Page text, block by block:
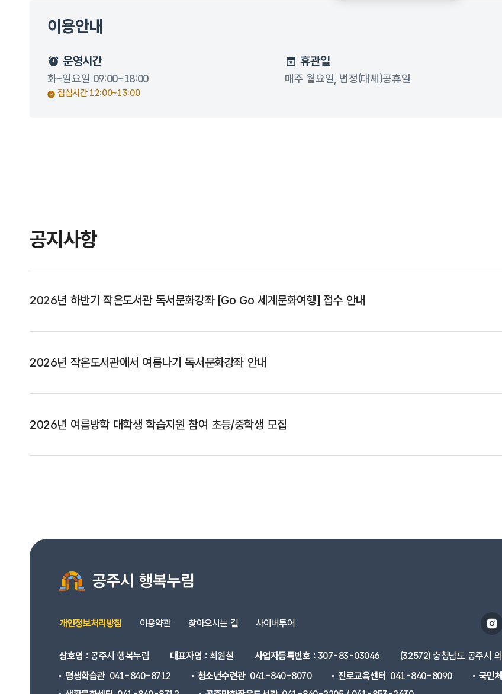
이용안내
운영시간
화~일요일 09:00~18:00
점심시간 12:00~13:00
휴관일
매주 월요일, 법정(대체)공휴일
공지사항
2026년 하반기 작은도서관 독서문화강좌 [Go Go 세계문화여행] 접수 안내
2026년 작은도서관에서 여름나기 독서문화강좌 안내
2026년 여름방학 대학생 학습지원 참여 초등/중학생 모집
개인정보처리방침 이용약관 찾아오시는 길 사이버투어
상호명 :공주시 행복누림 대표자명 :최원철 사업자등록번호 :307-83-03046
(32572) 충청남도 공주시
평생학습관 041-840-8712 청소년수련관 041-840-8070 진로교육센터 041-840-8090 국민